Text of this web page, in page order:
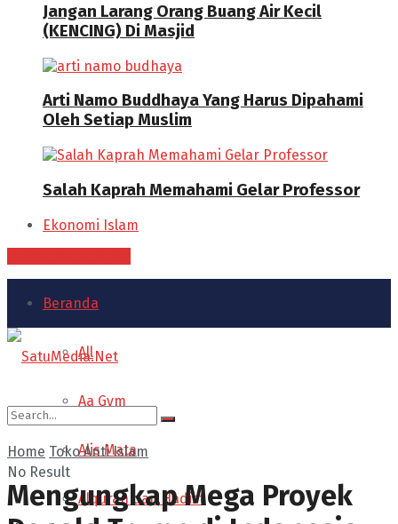
Jangan Larang Orang Buang Air Kecil
(KENCING) Di Masjid
Arti Namo Buddhaya Yang Harus Dipahami
Oleh Setiap Muslim
Salah Kaprah Memahami Gelar Professor
Ekonomi Islam
Beranda
All
Aa Gym
Alis Mata
Alquran dan Hadist
No Result
Home Toko Anti Islam
Mengungkap Mega Proyek